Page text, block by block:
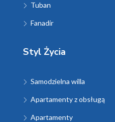
Tuban
Fanadir
Styl Życia
Samodzielna willa
Apartamenty z obsługą
Apartamenty